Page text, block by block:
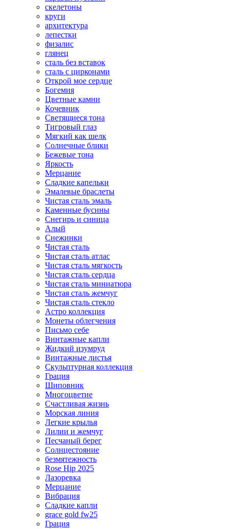
скелетоны
круги
архитектура
лепестки
физалис
глянец
сталь без вставок
сталь с цирконами
Открой мое сердце
Богемия
Цветные камни
Кочевник
Светящиеся тона
Тигровый глаз
Мягкий как шелк
Солнечные блики
Бежевые тона
Яркость
Мерцание
Сладкие капельки
Эмалевые браслеты
Чистая сталь эмаль
Каменные бусины
Снегирь и синица
Алый
Снежинки
Чистая сталь
Чистая сталь атлас
Чистая сталь мягкость
Чистая сталь сердца
Чистая сталь миниатюра
Чистая сталь жемчуг
Чистая сталь стекло
Астро коллекция
Монеты облегчения
Письмо себе
Винтажные капли
Жидкий изумруд
Винтажные листья
Скульптурная коллекция
Грация
Шиповник
Многоцветие
Счастливая жизнь
Морская линия
Легкие крылья
Лилии и жемчуг
Песчаный берег
Солнцестояние
безмятежность
Rose Hip 2025
Лазоревка
Мерцание
Вибрация
Сладкие капли
grace gold fw25
Грация